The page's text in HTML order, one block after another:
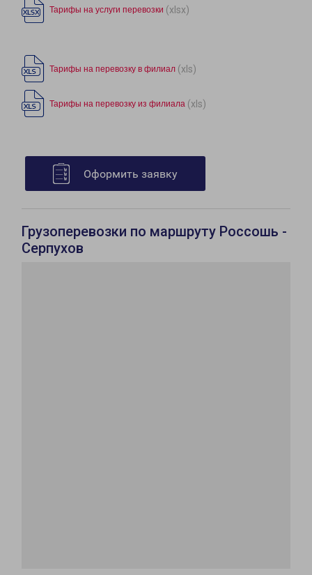
Тарифы на услуги перевозки (xlsx)
Тарифы на перевозку в филиал (xls)
Тарифы на перевозку из филиала (xls)
Оформить заявку
Грузоперевозки по маршруту Россошь -
Серпухов